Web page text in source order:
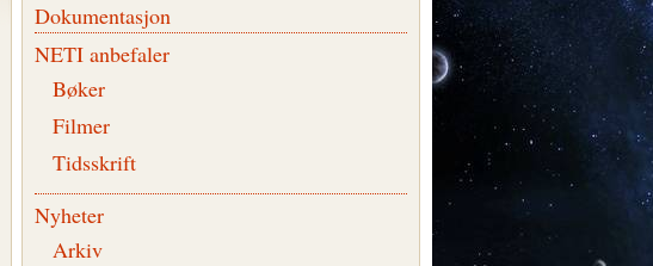
Dokumentasjon
NETI anbefaler
Bøker
Filmer
Tidsskrift
Nyheter
Arkiv